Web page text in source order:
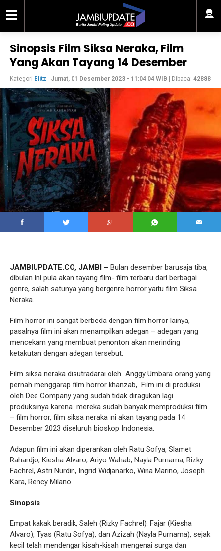
Sinopsis Film Siksa Neraka, Film
Yang Akan Tayang 14 Desember
Kategori Blitz - Jumat, 01 Desember 2023 - 11:04:04 WIB | Dibaca: 42888
JAMBIUPDATE.CO, JAMBI – Bulan desember barusaja tiba,
dibulan ini pula akan tayang film- film terbaru dari berbagai
genre, salah satunya yang bergenre horror yaitu film Siksa
Neraka.
Film horror ini sangat berbeda dengan film horror lainya,
pasalnya film ini akan menampilkan adegan – adegan yang
mencekam yang membuat penonton akan merinding
ketakutan dengan adegan tersebut.
Film siksa neraka disutradarai oleh Anggy Umbara orang yang
pernah menggarap film horror khanzab, Film ini di produksi
oleh Dee Company yang sudah tidak diragukan lagi
produksinya karena mereka sudah banyak memproduksi film
– film horror, film siksa neraka ini akan tayang pada 14
Desember 2023 diseluruh bioskop Indonesia.
Adapun film ini akan diperankan oleh Ratu Sofya, Slamet
Rahardjo, Kiesha Alvaro, Ariyo Wahab, Nayla Purnama, Rizky
Fachrel, Astri Nurdin, Ingrid Widjanarko, Wina Marino, Joseph
Kara, Rency Milano.
Sinopsis
Empat kakak beradik, Saleh (Rizky Fachrel), Fajar (Kiesha
Alvaro), Tyas (Ratu Sofya), dan Azizah (Nayla Purnama), sejak
kecil telah mendengar kisah-kisah mengenai surga dan